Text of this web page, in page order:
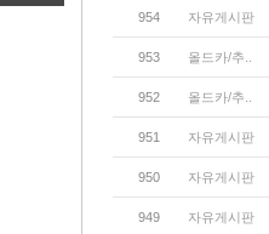
954 자유게시판
953 올드카/추..
952 올드카/추..
951 자유게시판
950 자유게시판
949 자유게시판